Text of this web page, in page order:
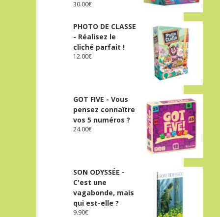
30.00€
PHOTO DE CLASSE
- Réalisez le
cliché parfait !
12.00€
GOT FIVE - Vous
pensez connaître
vos 5 numéros ?
24.00€
SON ODYSSÉE -
C'est une
vagabonde, mais
qui est-elle ?
9.90€